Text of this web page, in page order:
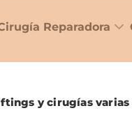
Reparadora
y cirugías varias